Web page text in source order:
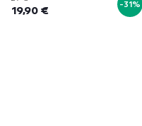
19,90 € -31%